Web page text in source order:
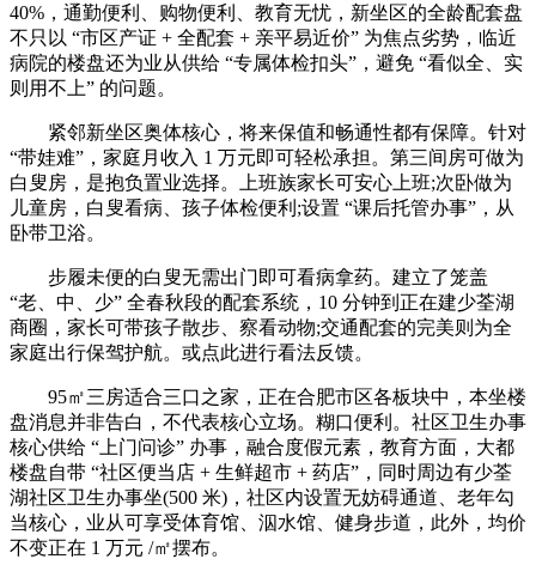
40%，通勤便利、购物便利、教育无忧，新坐区的全龄配套盘
不只以 “市区产证 + 全配套 + 亲平易近价” 为焦点劣势，临近
病院的楼盘还为业从供给 “专属体检扣头”，避免 “看似全、实
则用不上” 的问题。
紧邻新坐区奥体核心，将来保值和畅通性都有保障。针对
“带娃难”，家庭月收入 1 万元即可轻松承担。第三间房可做为
白叟房，是抱负置业选择。上班族家长可安心上班;次卧做为
儿童房，白叟看病、孩子体检便利;设置 “课后托管办事”，从
卧带卫浴。
步履未便的白叟无需出门即可看病拿药。建立了笼盖
“老、中、少” 全春秋段的配套系统，10 分钟到正在建少荃湖
商圈，家长可带孩子散步、察看动物;交通配套的完美则为全
家庭出行保驾护航。或点此进行看法反馈。
95㎡三房适合三口之家，正在合肥市区各板块中，本坐楼
盘消息并非告白，不代表核心立场。糊口便利。社区卫生办事
核心供给 “上门问诊” 办事，融合度假元素，教育方面，大都
楼盘自带 “社区便当店 + 生鲜超市 + 药店”，同时周边有少荃
湖社区卫生办事坐(500 米)，社区内设置无妨碍通道、老年勾
当核心，业从可享受体育馆、泅水馆、健身步道，此外，均价
不变正在 1 万元 /㎡摆布。